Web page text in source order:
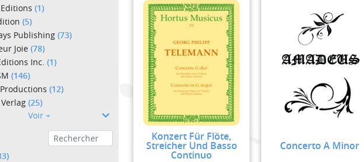
(1)
(5)
Publishing (73)
Joie (78)
Inc. (1)
(146)
(12)
(25)
Voir +
Konzert Für Flöte,
Streicher Und Basso
Continuo
Concerto A Minor